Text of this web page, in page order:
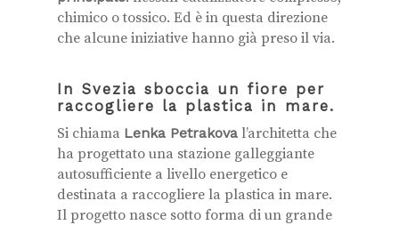
chimico o tossico. Ed è in questa direzione
che alcune iniziative hanno già preso il via.
In Svezia sboccia un fiore per
raccogliere la plastica in mare.
Si chiama Lenka Petrakova l’architetta che
ha progettato una stazione galleggiante
autosufficiente a livello energetico e
destinata a raccogliere la plastica in mare.
Il progetto nasce sotto forma di un grande